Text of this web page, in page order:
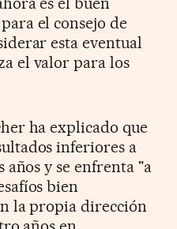
el consejo de
esta eventual
el valor para los
ha explicado que
inferiores a
años y se enfrenta "a
bien
la propia dirección